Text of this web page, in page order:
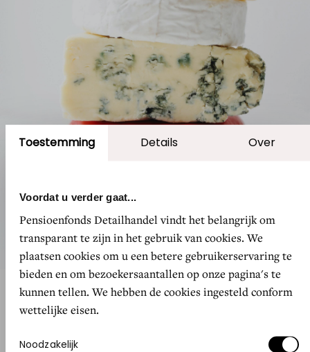
Toestemming Details Over
Voordat u verder gaat...
Pensioenfonds Detailhandel vindt het belangrijk om
transparant te zijn in het gebruik van cookies. We
plaatsen cookies om u een betere gebruikerservaring te
bieden en om bezoekersaantallen op onze pagina's te
kunnen tellen. We hebben de cookies ingesteld conform
wettelijke eisen.
Toestemmingsselectie
Noodzakelijk